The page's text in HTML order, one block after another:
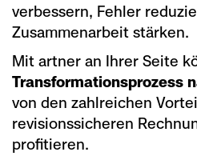
verbessern, Fehler
Zusammenarbeit stärken.
Mit artner an Ihrer Seite
Transformationsprozess
von den zahlreichen
revisionssicheren
profitieren.